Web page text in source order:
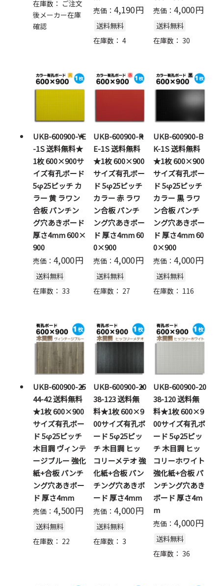
在庫数： ご注文
後メーカー在庫
確認
売価： 4,190円
送料無料
在庫数： 4
売価：4,000円
送料無料
在庫数： 30
UKB-600900-YE
-1S 送料無料★
1枚 600×900サ
イズ有孔ボード
5φ25ピッチ カ
ラー 黄 ラワン
合板 パンチン
グ穴あきボード
厚さ4mm 600×
900
売価： 4,000円
送料無料
在庫数： 33
UKB-600900-R
E-1S 送料無料
★1枚 600×900
サイズ有孔ボー
ド 5φ25ピッチ
カラー 赤 ラワ
ン合板 パンチ
ング穴あきボー
ド 厚さ4mm 60
0×900
売価： 4,000円
送料無料
在庫数： 27
UKB-600900-B
K-1S 送料無料
★1枚 600×900
サイズ有孔ボー
ド 5φ25ピッチ
カラー 黒 ラワ
ン合板 パンチ
ング穴あきボー
ド 厚さ4mm 60
0×900
売価：4,000円
送料無料
在庫数： 116
UKB-600900-25
44-42 送料無料
★1枚 600×900
サイズ有孔ボー
ド 5φ25ピッチ
木目調 ヴィンテ
ージブルー 強化
紙+合板 パンチ
ング穴あきボー
ド 厚さ4mm
売価： 4,500円
送料無料
在庫数： 22
UKB-600900-20
38-123 送料無
料★1枚 600×9
00サイズ有孔ボ
ード 5φ25ピッ
チ 木目調 ヒッ
コリーメテオ 強
化紙+合板 パン
チング穴あきボ
ード 厚さ4mm
売価： 4,000円
送料無料
在庫数： 3
UKB-600900-20
38-120 送料無
料★1枚 600×9
00サイズ有孔ボ
ード 5φ25ピッ
チ 木目調 ヒッ
コリーホワイト
強化紙+合板 パ
ンチング穴あき
ボード 厚さ4m
m
売価：4,000円
送料無料
在庫数： 36